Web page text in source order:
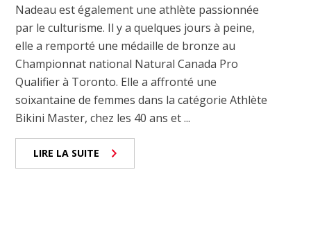
Nadeau est également une athlète passionnée
par le culturisme. Il y a quelques jours à peine,
elle a remporté une médaille de bronze au
Championnat national Natural Canada Pro
Qualifier à Toronto. Elle a affronté une
soixantaine de femmes dans la catégorie Athlète
Bikini Master, chez les 40 ans et ...
LIRE LA SUITE